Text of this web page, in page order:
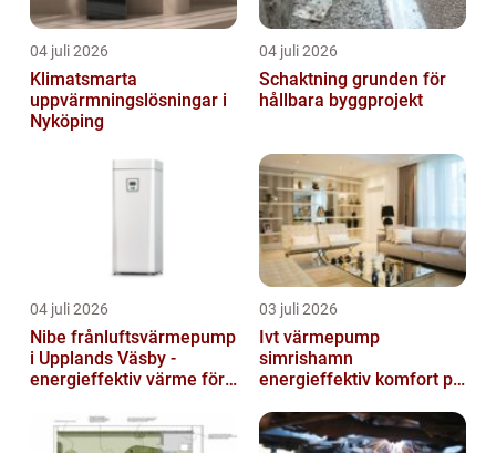
04 juli 2026
Klimatsmarta
uppvärmningslösningar i
Nyköping
04 juli 2026
Schaktning grunden för
hållbara byggprojekt
04 juli 2026
Nibe frånluftsvärmepump
i Upplands Väsby -
energieffektiv värme för
03 juli 2026
Ivt värmepump
simrishamn
energieffektiv komfort på